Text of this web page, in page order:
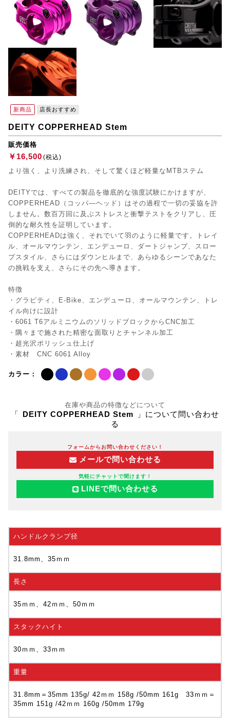
新商品 店長おすすめ
DEITY COPPERHEAD Stem
販売価格
￥16,500 (税込)
より強く、より洗練され、そして驚くほど軽量なMTBステム
DEITYでは、すべての製品を徹底的な強度試験にかけますが、
COPPERHEAD（コッパ―ヘッド）はその過程で一切の妥協を許
しません。数百万回に及ぶストレスと衝撃テストをクリアし、圧
倒的な耐久性を証明しています。
COPPERHEADは強く、それでいて羽のように軽量です。トレイ
ル、オールマウンテン、エンデューロ、ダートジャンプ、スロー
プスタイル、さらにはダウンヒルまで、あらゆるシーンであなた
の挑戦を支え、さらにその先へ導きます。
特徴
・グラビティ、E-Bike、エンデューロ、オールマウンテン、トレ
イル向けに設計
・6061 T6アルミニウムのソリッドブロックからCNC加工
・隅々まで施された精密な面取りとチャンネル加工
・超光沢ポリッシュ仕上げ
・素材 CNC 6061 Alloy
カラー：
在庫や商品の特徴などについて
「 DEITY COPPERHEAD Stem
」について問い合わせ
る
フォームからお問い合わせください！
メールで問い合わせる
気軽にチャットで聞けます！
LINEで問い合わせる
ハンドルクランプ径
31.8mm、35ｍｍ
長さ
35ｍｍ、42ｍｍ、50ｍｍ
スタックハイト
30ｍｍ、33ｍｍ
重量
31.8mm＝35mm 135g/ 42ｍｍ 158g /50mm 161g 33ｍｍ＝
35mm 151g /42ｍｍ 160g /50mm 179g